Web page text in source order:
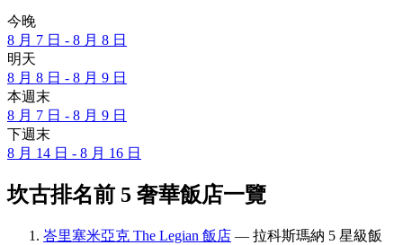
今晚
8 月 7 日 - 8 月 8 日
明天
8 月 8 日 - 8 月 9 日
本週末
8 月 7 日 - 8 月 9 日
下週末
8 月 14 日 - 8 月 16 日
坎古排名前 5 奢華飯店一覽
峇里塞米亞克 The Legian 飯店 — 拉科斯瑪納 5 星級飯